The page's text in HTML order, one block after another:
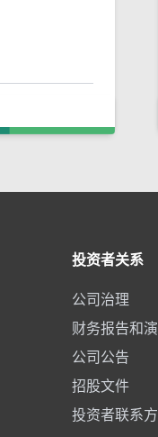
投资者关系
公司治理
财务报告和
公司公告
招股文件
投资者联系